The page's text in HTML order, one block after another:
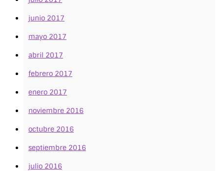
junio 2017
mayo 2017
abril 2017
febrero 2017
enero 2017
noviembre 2016
octubre 2016
septiembre 2016
julio 2016